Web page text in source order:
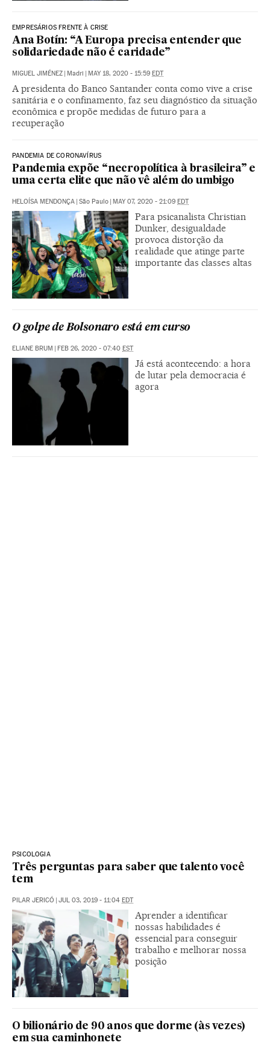
EMPRESÁRIOS FRENTE À CRISE
Ana Botín: “A Europa precisa entender que
solidariedade não é caridade”
MIGUEL JIMÉNEZ | Madri | MAY 18, 2020 - 15:59 EDT
A presidenta do Banco Santander conta como vive a crise
sanitária e o confinamento, faz seu diagnóstico da situação
econômica e propõe medidas de futuro para a
recuperação
PANDEMIA DE CORONAVÍRUS
Pandemia expõe “necropolítica à brasileira” e
uma certa elite que não vê além do umbigo
HELOÍSA MENDONÇA | São Paulo | MAY 07, 2020 - 21:09 EDT
Para psicanalista Christian
Dunker, desigualdade
provoca distorção da
realidade que atinge parte
importante das classes altas
O golpe de Bolsonaro está em curso
ELIANE BRUM | FEB 26, 2020 - 07:40 EST
Já está acontecendo: a hora
de lutar pela democracia é
agora
PSICOLOGIA
Três perguntas para saber que talento você
tem
PILAR JERICÓ | JUL 03, 2019 - 11:04 EDT
Aprender a identificar
nossas habilidades é
essencial para conseguir
trabalho e melhorar nossa
posição
O bilionário de 90 anos que dorme (às vezes)
em sua caminhonete